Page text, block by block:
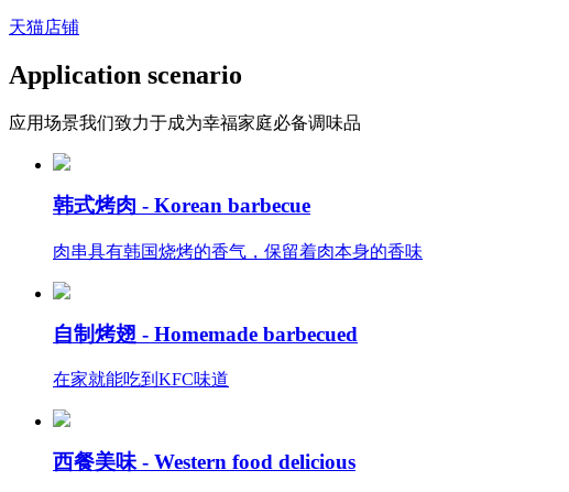
天猫店铺
Application scenario
应用场景我们致力于成为幸福家庭必备调味品
韩式烤肉 - Korean barbecue
肉串具有韩国烧烤的香气，保留着肉本身的香味
自制烤翅 - Homemade barbecued
在家就能吃到KFC味道
西餐美味 - Western food delicious